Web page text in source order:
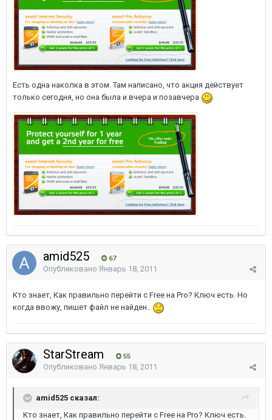
Есть одна наколка в этом. Там написано, что акция действует
только сегодня, но она была и вчера и позавчера
amid525 67
Опубликовано Январь 18, 2011
Кто знает, Как правильно перейти с Freе на Pro? Ключ есть. Но
когда ввожу, пишет файл не найден..
StarStream 55
Опубликовано Январь 18, 2011
amid525 сказал:
Кто знает, Как правильно перейти с Freе на Pro? Ключ есть.